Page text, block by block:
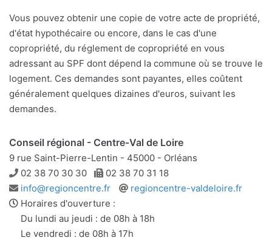
Vous pouvez obtenir une copie de votre acte de propriété,
d'état hypothécaire ou encore, dans le cas d'une
copropriété, du réglement de copropriété en vous
adressant au SPF dont dépend la commune où se trouve le
logement. Ces demandes sont payantes, elles coûtent
généralement quelques dizaines d'euros, suivant les
demandes.
Conseil régional - Centre-Val de Loire
9 rue Saint-Pierre-Lentin - 45000 - Orléans
Téléphone
02 38 70 30 30 Télécopie
02 38 70 31 18
Adresse
e-
mail
info@regioncentre.fr
Site
regioncentre-valdeloire.fr
Horaires d'ouverture :
Du lundi au jeudi : de 08h à 18h
Le vendredi : de 08h à 17h